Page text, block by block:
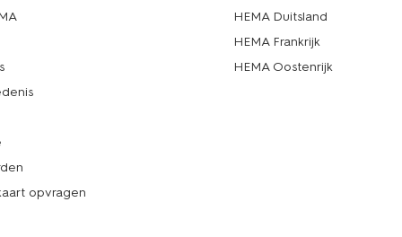
opvragen
HEMA Duitsland
HEMA Frankrijk
HEMA Oostenrijk